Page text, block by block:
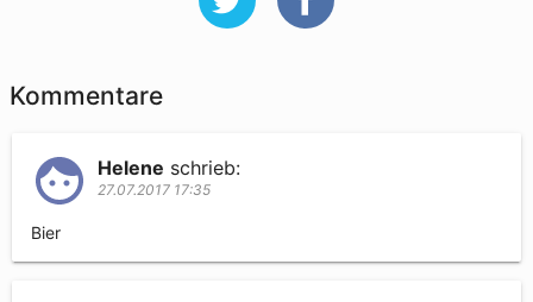
Kommentare
Helene schrieb:
27.07.2017 17:35
Bier